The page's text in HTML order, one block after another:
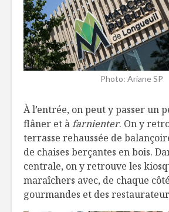
Photo: Ariane SP
À l’entrée, on peut y passer un
flâner et àfarnienter. On y
terrasse rehaussée de
de chaises berçantes en bois.
centrale, on y retrouve les
maraîchers avec, de chaque
gourmandes et des